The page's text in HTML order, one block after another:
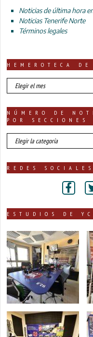
Noticias de última hora
Noticias Tenerife Norte
Términos legales
HEMEROTECA
HEMEROTECA
DE
NÚMERO DE
POR SECCIONES
número
de
publicadas
REDES SOCIALES
ESTUDIOS DE